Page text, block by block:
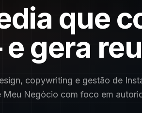
que
gera
copywriting e gestão de
Meu Negócio com foco em